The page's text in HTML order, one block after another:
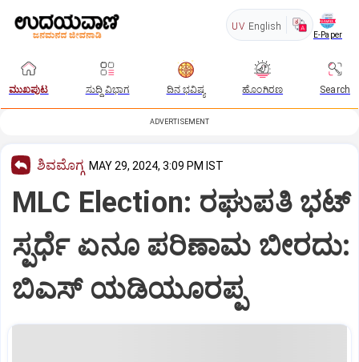
UV English
E-Paper
ಮುಖಪುಟ ಸುದ್ದಿ ವಿಭಾಗ ದಿನ ಭವಿಷ್ಯ ಹೊಂಗಿರಣ Search
ADVERTISEMENT
ಶಿವಮೊಗ್ಗ MAY 29, 2024, 3:09 PM IST
MLC Election: ರಘುಪತಿ ಭಟ್
ಸ್ಪರ್ಧೆ ಏನೂ ಪರಿಣಾಮ ಬೀರದು:
ಬಿಎಸ್ ಯಡಿಯೂರಪ್ಪ